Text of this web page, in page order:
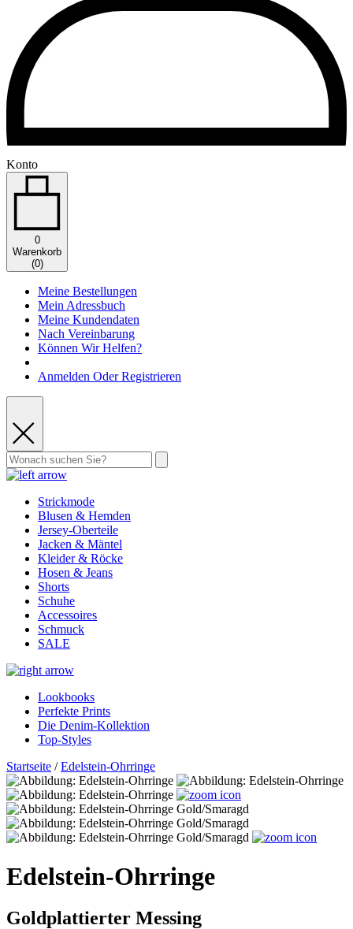
Konto
0
Warenkorb
(0)
Meine Bestellungen
Mein Adressbuch
Meine Kundendaten
Nach Vereinbarung
Können Wir Helfen?
Anmelden Oder Registrieren
Strickmode
Blusen & Hemden
Jersey-Oberteile
Jacken & Mäntel
Kleider & Röcke
Hosen & Jeans
Shorts
Schuhe
Accessoires
Schmuck
SALE
Lookbooks
Perfekte Prints
Die Denim-Kollektion
Top-Styles
Startseite /Edelstein-Ohrringe
Edelstein-Ohrringe
Goldplattierter Messing